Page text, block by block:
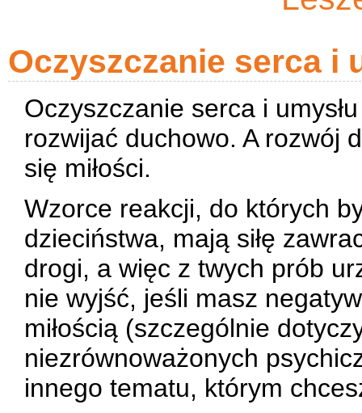
Oczyszczanie serca i
Oczyszczanie serca i
rozwijać duchowo. A rozwój
się miłości.
Wzorce reakcji, do których
dzieciństwa, mają siłę
drogi, a więc z twych prób
nie wyjść, jeśli masz
miłością (szczególnie
niezrównoważonych
innego tematu, którym